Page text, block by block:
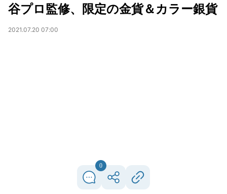
谷プロ監修、限定の金貨＆カラー銀貨
2021.07.20 07:00
0